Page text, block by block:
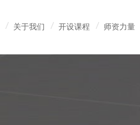
关于我们 开设课程 师资力量